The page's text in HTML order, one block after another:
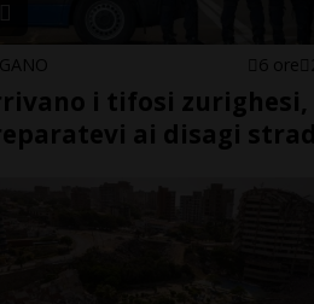
6 ore
i tifosi zurighesi,
ai disagi